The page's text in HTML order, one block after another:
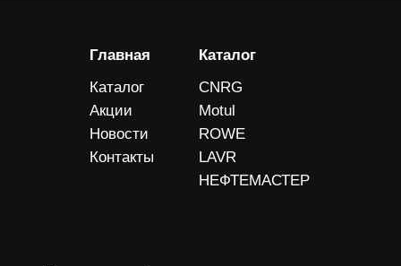
Главная
Каталог
Акции
Новости
Контакты
Каталог
CNRG
Motul
ROWE
LAVR
НЕФТЕМАСТЕР